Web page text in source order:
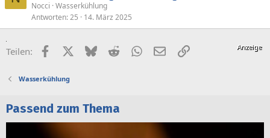
Nocci Wasserkühlung
Antworten 25 14. März 2025
Teilen: FacebookX (Twitter)
BlueskyRedditWhatsApp
E-MailLink
Wasserkühlung
Passend zum Thema